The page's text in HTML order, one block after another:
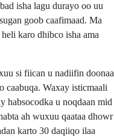
isha lagu durayo oo uu
goob caafimaad. Ma
karo dhibco isha ama
si fiican u nadiifin doonaa
caabuqa. Waxay isticmaali
habsocodka u noqdaan mid
ah wuxuu qaataa dhowr
karto 30 daqiiqo ilaa